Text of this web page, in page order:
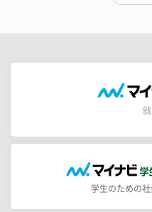
学生のための